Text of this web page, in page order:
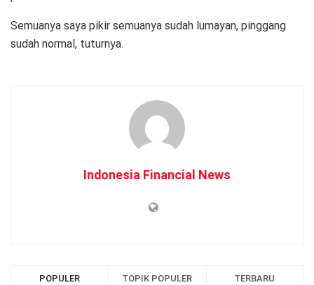
Semuanya saya pikir semuanya sudah lumayan, pinggang
sudah normal, tuturnya.
Indonesia Financial News
POPULER TOPIK POPULER TERBARU